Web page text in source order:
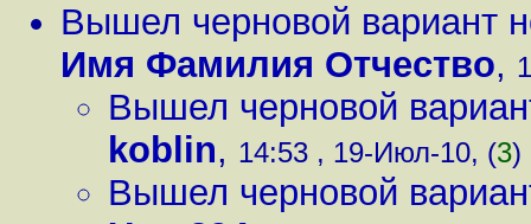
Вышел черновой вариант
Имя Фамилия Отчество,
Вышел черновой
koblin, 14:53 , 19-Июл-10, (3)
Вышел черновой